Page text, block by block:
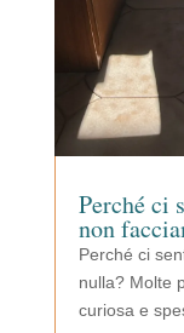
Perché ci
non
Perché ci
nulla? Molte
curiosa e